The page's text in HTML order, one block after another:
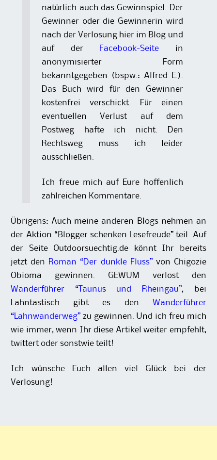
natürlich auch das Gewinnspiel. Der
Gewinner oder die Gewinnerin wird
nach der Verlosung hier im Blog und
auf der
Facebook-Seite in
anonymisierter Form
bekanntgegeben (bspw.: Alfred E.).
Das Buch wird für den Gewinner
kostenfrei verschickt. Für einen
eventuellen Verlust auf dem
Postweg hafte ich nicht. Den
Rechtsweg muss ich leider
ausschließen.
Ich freue mich auf Eure hoffenlich
zahlreichen Kommentare.
Übrigens: Auch meine anderen Blogs nehmen an
der Aktion “Blogger schenken Lesefreude” teil. Auf
der Seite Outdoorsuechtig.de könnt Ihr bereits
jetzt den Roman “Der dunkle Fluss”von Chigozie
Obioma gewinnen. GEWUM verlost den
Wanderführer “Taunus und Rheingau”, bei
Lahntastisch gibt es den Wanderführer
“Lahnwanderweg” zu gewinnen. Und ich freu mich
wie immer, wenn Ihr diese Artikel weiter empfehlt,
twittert oder sonstwie teilt!
Ich wünsche Euch allen viel Glück bei der
Verlosung!